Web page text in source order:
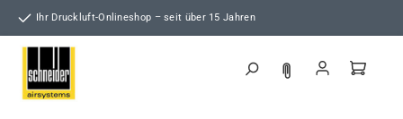
Zum Hauptinhalt springen
Ihr Druckluft-Onlineshop – seit über 15 Jahren